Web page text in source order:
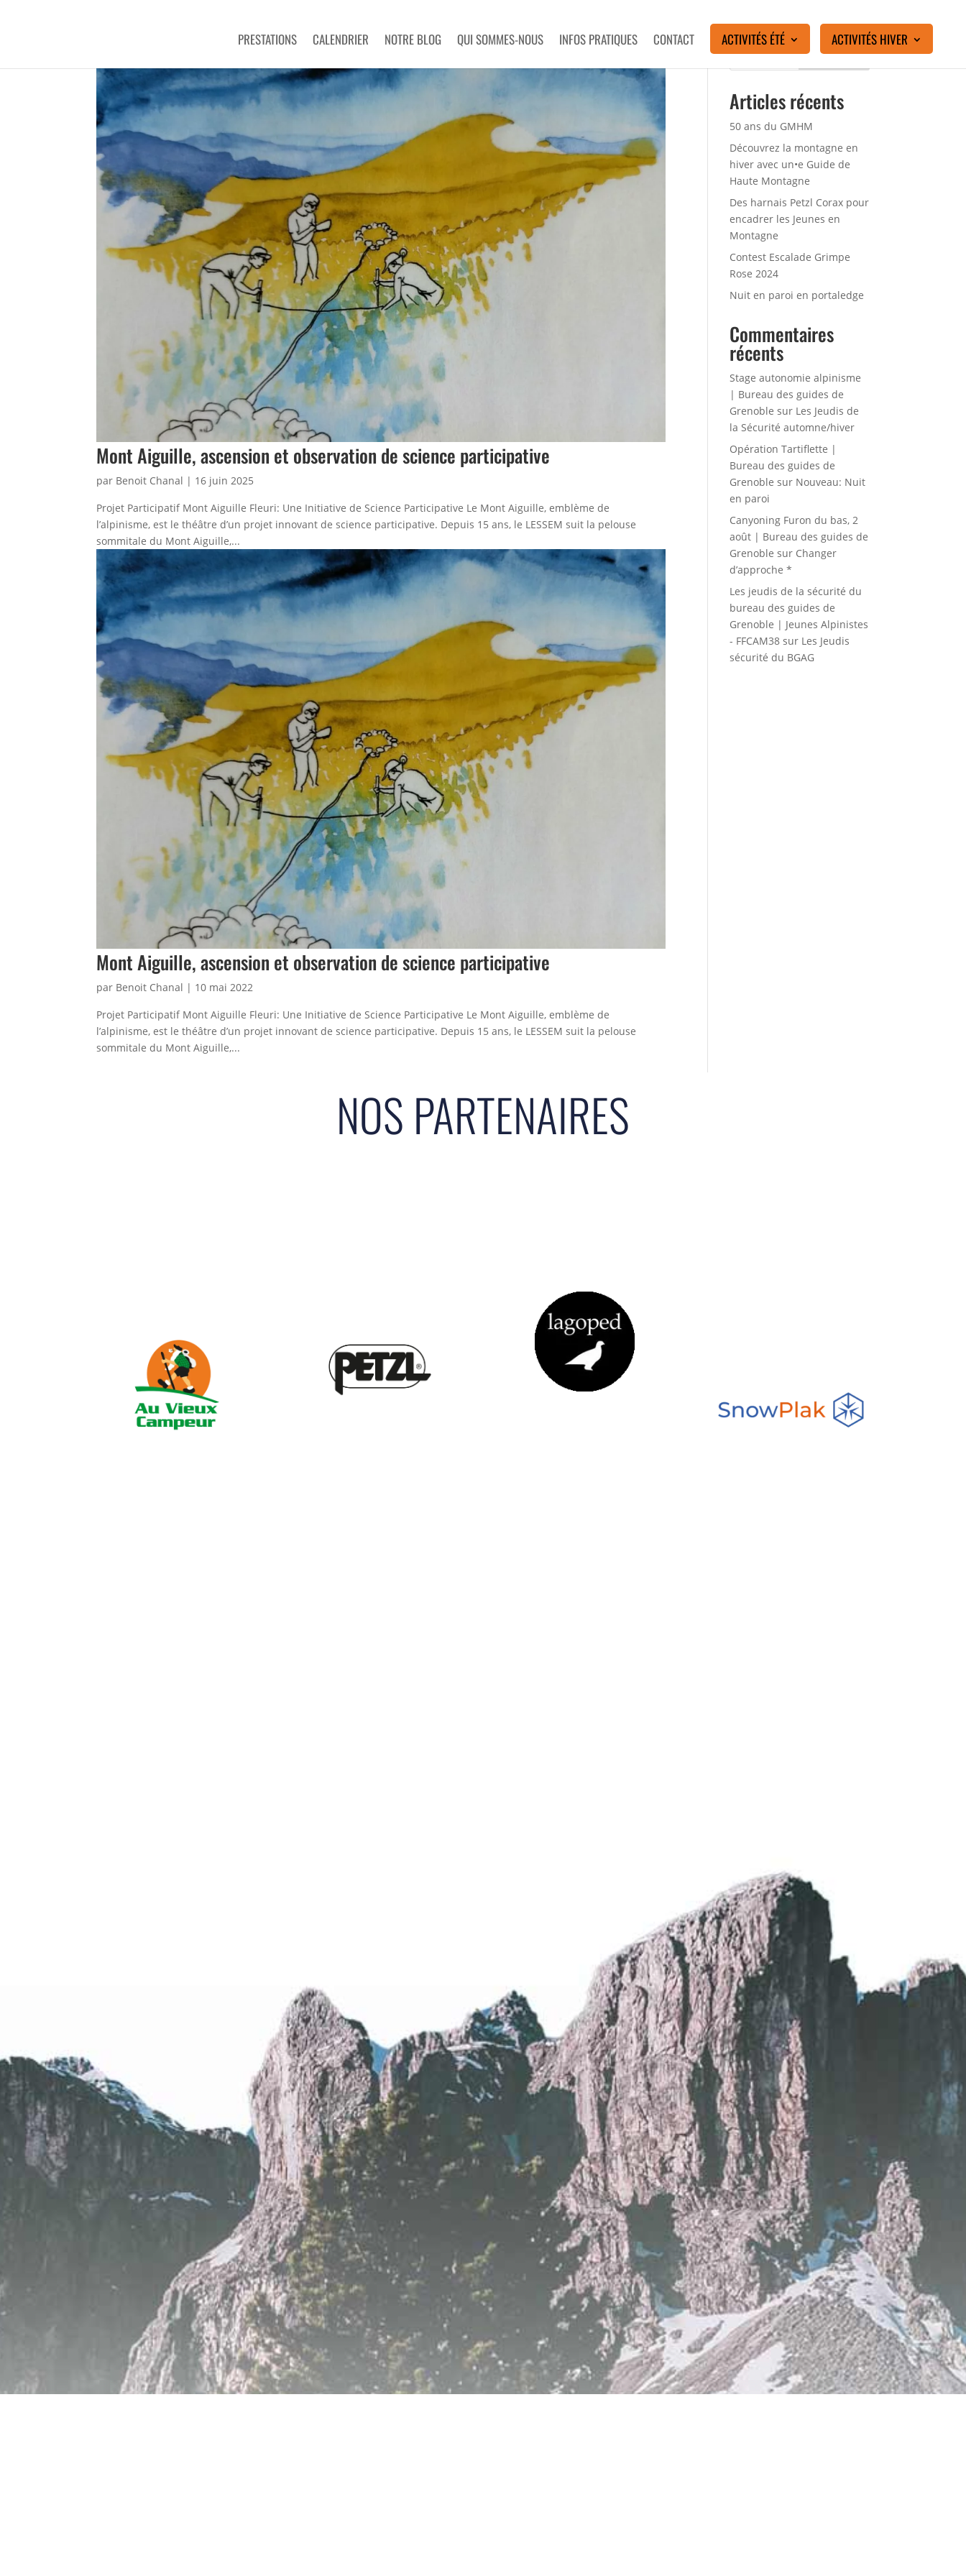
PRESTATIONS CALENDRIER NOTRE BLOG QUI SOMMES-NOUS INFOS PRATIQUES CONTACT ACTIVITÉS ÉTÉ ACTIVITÉS HIVER
Mont Aiguille, ascension et observation de science participative
par Benoit Chanal | 16 juin 2025
Projet Participatif Mont Aiguille Fleuri: Une Initiative de Science Participative Le Mont Aiguille, emblème de
l’alpinisme, est le théâtre d’un projet innovant de science participative. Depuis 15 ans, le LESSEM suit la pelouse
sommitale du Mont Aiguille,...
Mont Aiguille, ascension et observation de science participative
par Benoit Chanal | 10 mai 2022
Projet Participatif Mont Aiguille Fleuri: Une Initiative de Science Participative Le Mont Aiguille, emblème de
l’alpinisme, est le théâtre d’un projet innovant de science participative. Depuis 15 ans, le LESSEM suit la pelouse
sommitale du Mont Aiguille,...
Rechercher
Articles récents
50 ans du GMHM
Découvrez la montagne en
hiver avec un•e Guide de
Haute Montagne
Des harnais Petzl Corax pour
encadrer les Jeunes en
Montagne
Contest Escalade Grimpe
Rose 2024
Nuit en paroi en portaledge
Commentaires
récents
Stage autonomie alpinisme
| Bureau des guides de
Grenoble sur Les Jeudis de
la Sécurité automne/hiver
Opération Tartiflette |
Bureau des guides de
Grenoble sur Nouveau: Nuit
en paroi
Canyoning Furon du bas, 2
août | Bureau des guides de
Grenoble sur Changer
d’approche *
Les jeudis de la sécurité du
bureau des guides de
Grenoble | Jeunes Alpinistes
- FFCAM38 sur Les Jeudis
sécurité du BGAG
NOS PARTENAIRES